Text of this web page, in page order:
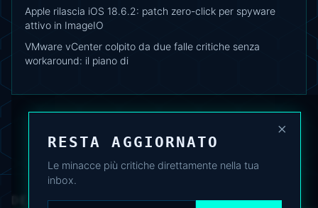
Apple rilascia iOS 18.6.2: patch zero-click per spyware
attivo in ImageIO
VMware vCenter colpito da due falle critiche senza
workaround: il piano di
×
RESTA AGGIORNATO
Le minacce più critiche direttamente nella tua
inbox.
DEAFNEWS